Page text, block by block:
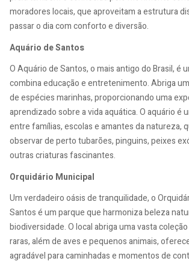
moradores locais, que aproveitam a estrutura
passar o dia com conforto e diversão.
Aquário de Santos
O Aquário de Santos, o mais antigo do Brasil, é
combina educação e entretenimento. Abriga
de espécies marinhas, proporcionando uma
aprendizado sobre a vida aquática. O aquário é
entre famílias, escolas e amantes da natureza,
observar de perto tubarões, pinguins, peixes
outras criaturas fascinantes.
Orquidário Municipal
Um verdadeiro oásis de tranquilidade, o
Santos é um parque que harmoniza beleza
biodiversidade. O local abriga uma vasta
raras, além de aves e pequenos animais,
agradável para caminhadas e momentos de